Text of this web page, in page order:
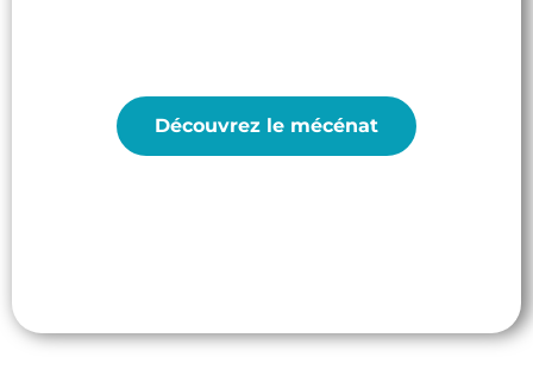
Découvrez le mécénat